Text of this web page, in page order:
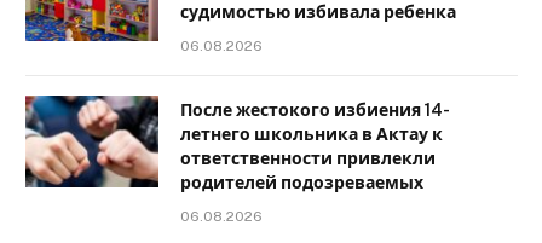
судимостью избивала ребенка
06.08.2026
После жестокого избиения 14-
летнего школьника в Актау к
ответственности привлекли
родителей подозреваемых
06.08.2026